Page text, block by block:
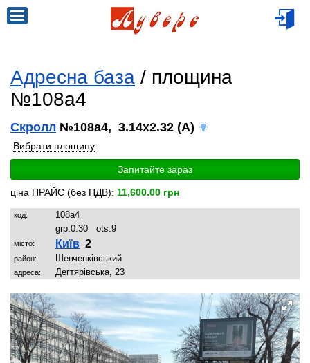
Адресна база / площина
№108a4
Скролл №108a4, 3.14x2.32 (A)
Вибрати площину
Запитайте зараз
ціна ПРАЙС (без ПДВ): 11,600.00 грн
код:
108a4
grp:0.30 ots:9
місто: Київ 2
район: Шевченківський
адреса: Дегтярівська, 23